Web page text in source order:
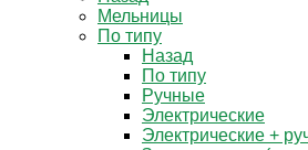
Мельницы
По типу
Назад
По типу
Ручные
Электрические
Электрические +